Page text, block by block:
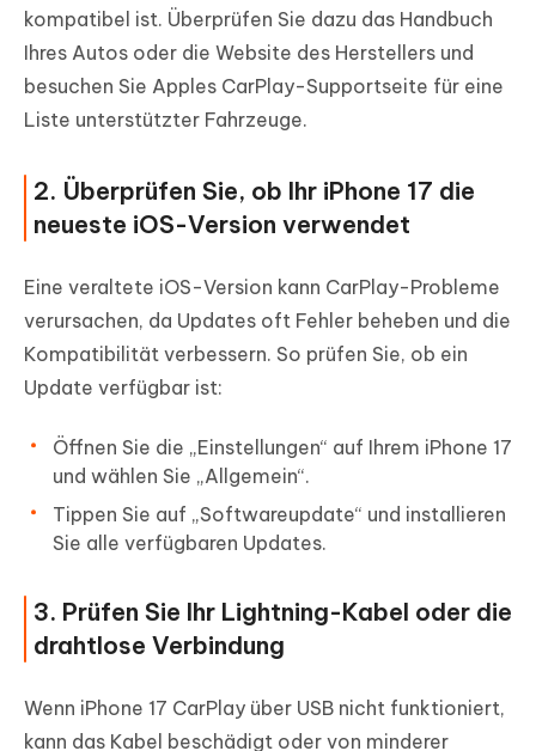
kompatibel ist. Überprüfen Sie dazu das Handbuch
Ihres Autos oder die Website des Herstellers und
besuchen Sie Apples CarPlay-Supportseite für eine
Liste unterstützter Fahrzeuge.
2. Überprüfen Sie, ob Ihr iPhone 17 die
neueste iOS-Version verwendet
Eine veraltete iOS-Version kann CarPlay-Probleme
verursachen, da Updates oft Fehler beheben und die
Kompatibilität verbessern. So prüfen Sie, ob ein
Update verfügbar ist:
Öffnen Sie die „Einstellungen“ auf Ihrem iPhone 17
und wählen Sie „Allgemein“.
Tippen Sie auf „Softwareupdate“ und installieren
Sie alle verfügbaren Updates.
3. Prüfen Sie Ihr Lightning-Kabel oder die
drahtlose Verbindung
Wenn iPhone 17 CarPlay über USB nicht funktioniert,
kann das Kabel beschädigt oder von minderer